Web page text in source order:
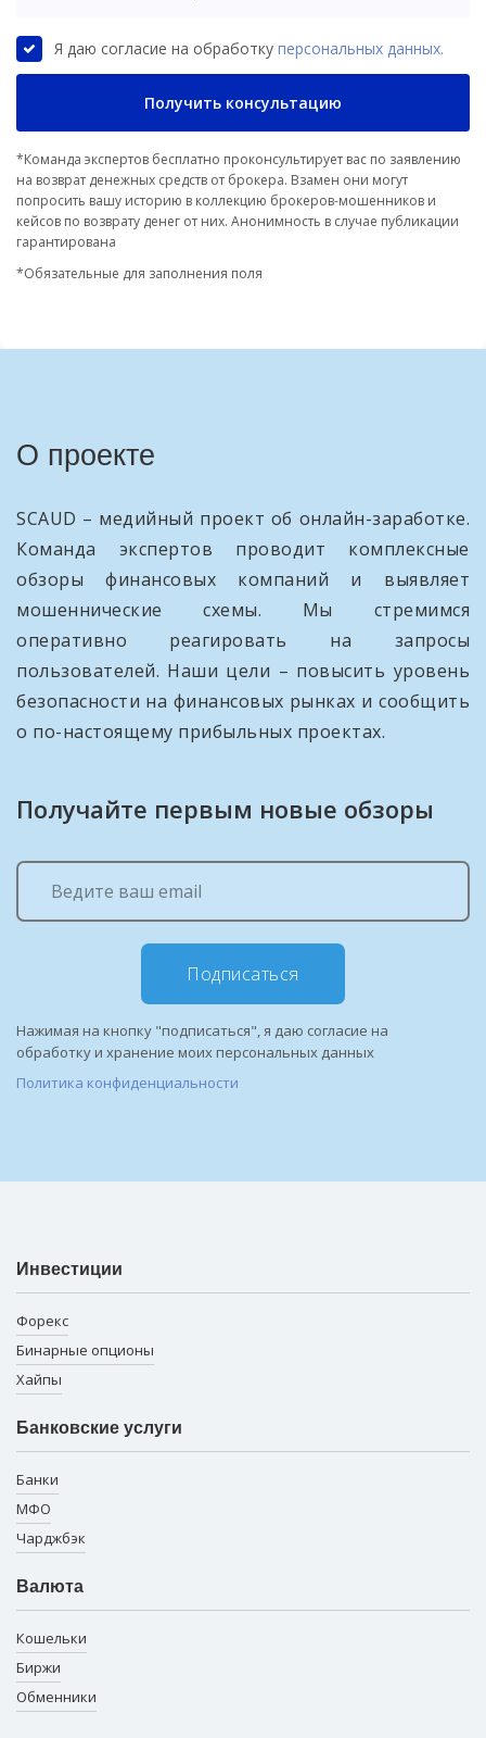
Я даю согласие на обработку персональных данных.
Получить консультацию
*Команда экспертов бесплатно проконсультирует вас по заявлению
на возврат денежных средств от брокера. Взамен они могут
попросить вашу историю в коллекцию брокеров-мошенников и
кейсов по возврату денег от них. Анонимность в случае публикации
гарантирована
*Обязательные для заполнения поля
О проекте
SCAUD – медийный проект об онлайн-заработке.
Команда экспертов проводит комплексные
обзоры финансовых компаний и выявляет
мошеннические схемы. Мы стремимся
оперативно реагировать на запросы
пользователей. Наши цели – повысить уровень
безопасности на финансовых рынках и сообщить
о по-настоящему прибыльных проектах.
Получайте первым новые обзоры
Подписаться
Нажимая на кнопку "подписаться", я даю согласие на
обработку и хранение моих персональных данных
Политика конфиденциальности
Инвестиции
Форекс
Бинарные опционы
Хайпы
Банковские услуги
Банки
МФО
Чарджбэк
Валюта
Кошельки
Биржи
Обменники